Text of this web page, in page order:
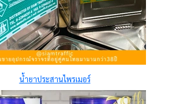
น้ำยาประสานไพรเมอร์